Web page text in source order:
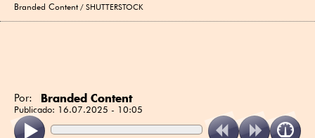
Branded Content SHUTTERSTOCK
Por: Branded Content
Publicado: 16.07.2025 - 10:05